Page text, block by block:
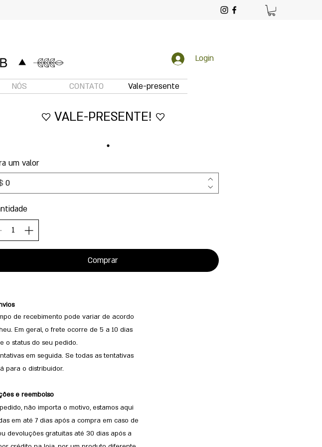
NÓS CONTATO Vale-presente
Login
♡ VALE-PRESENTE! ♡
um valor
Comprar
de recebimento pode variar de acordo
Em geral, o frete ocorre de 5 a 10 dias
o status do seu pedido.
em seguida. Se todas as tentativas
para o distribuidor.
e reembolso
não importa o motivo, estamos aqui
em até 7 dias após a compra em caso de
devoluções gratuitas até 30 dias após a